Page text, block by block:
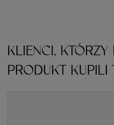
KLIENCI, KTÓRZY
PRODUKT KUPILI